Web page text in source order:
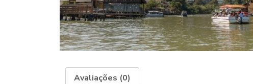
Avaliações (0)